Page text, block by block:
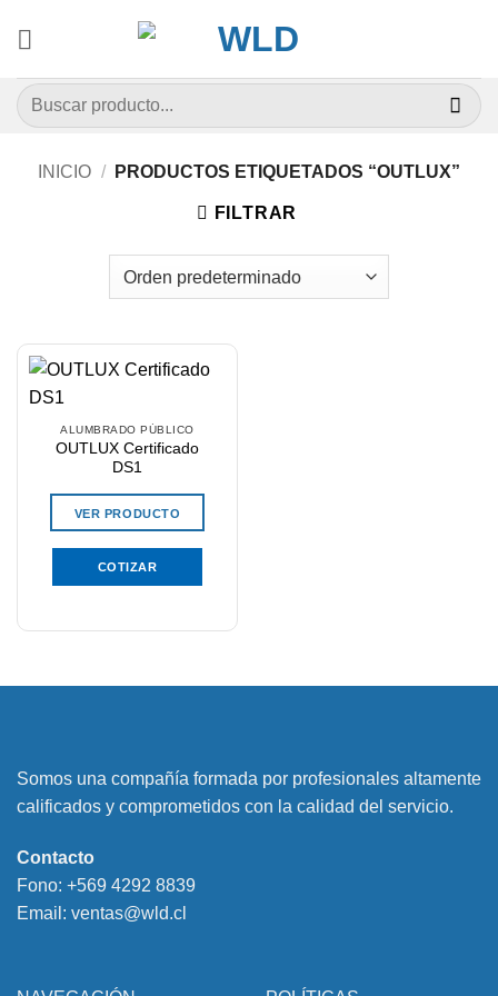
Buscar
por:
INICIO / PRODUCTOS ETIQUETADOS “OUTLUX”
FILTRAR
ALUMBRADO PÚBLICO
OUTLUX Certificado
DS1
VER PRODUCTO
COTIZAR
Somos una compañía formada por profesionales altamente
calificados y comprometidos con la calidad del servicio.
Contacto
Fono: +569 4292 8839
Email: ventas@wld.cl